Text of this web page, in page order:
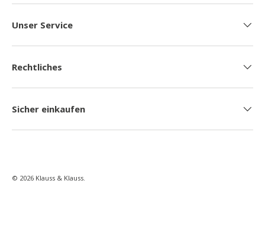
Unser Service
Rechtliches
Sicher einkaufen
© 2026 Klauss & Klauss